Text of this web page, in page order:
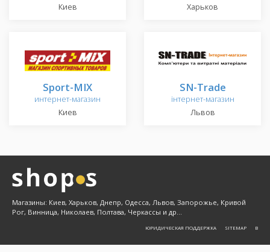
Киев
Харьков
Sport-MIX
интернет-магазин
Киев
SN-Trade
інтернет-магазин
Львов
Магазины: Киев, Харьков, Днепр, Одесса, Львов, Запорожье, Кривой
Рог, Винница, Николаев, Полтава, Черкассы и др...
ЮРИДИЧЕСКАЯ ПОДДЕРЖКА SITEMAP Β